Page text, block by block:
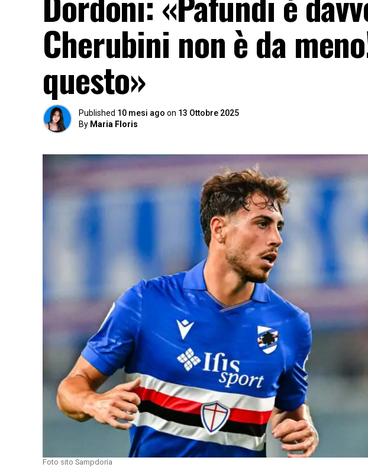
Cherubini non è da
questo»
Published 10 mesi ago on 13 Ottobre 2025
By Maria Floris
Foto sito Sampdoria